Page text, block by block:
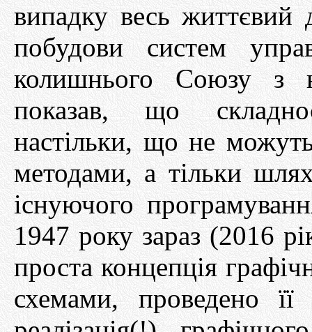
випадку весь життєвий
побудови систем
колишнього Союзу з
показав, що
настільки, що не
методами, а тільки
існуючого
1947 року зараз (2016
проста концепція
схемами, проведено її